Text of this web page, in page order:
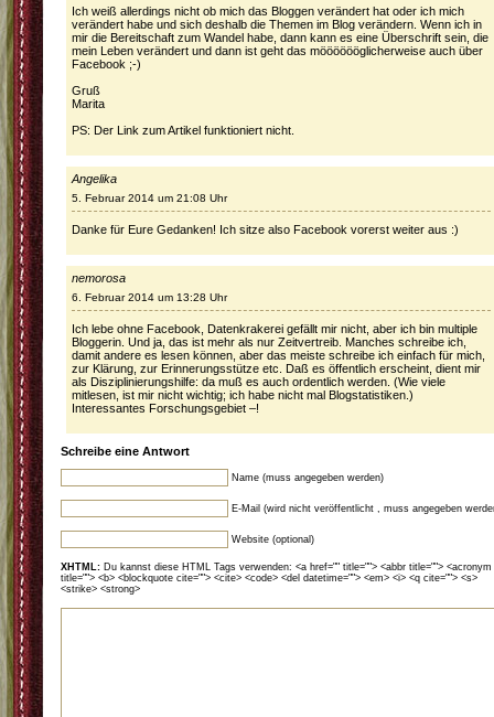
Ich weiß allerdings nicht ob mich das Bloggen verändert hat oder ich mich
verändert habe und sich deshalb die Themen im Blog verändern. Wenn ich in
mir die Bereitschaft zum Wandel habe, dann kann es eine Überschrift sein, die
mein Leben verändert und dann ist geht das mööööööglicherweise auch über
Facebook ;-)
Gruß
Marita
PS: Der Link zum Artikel funktioniert nicht.
Angelika
5. Februar 2014 um 21:08 Uhr
Danke für Eure Gedanken! Ich sitze also Facebook vorerst weiter aus :)
nemorosa
6. Februar 2014 um 13:28 Uhr
Ich lebe ohne Facebook, Datenkrakerei gefällt mir nicht, aber ich bin multiple
Bloggerin. Und ja, das ist mehr als nur Zeitvertreib. Manches schreibe ich,
damit andere es lesen können, aber das meiste schreibe ich einfach für mich,
zur Klärung, zur Erinnerungsstütze etc. Daß es öffentlich erscheint, dient mir
als Disziplinierungshilfe: da muß es auch ordentlich werden. (Wie viele
mitlesen, ist mir nicht wichtig; ich habe nicht mal Blogstatistiken.)
Interessantes Forschungsgebiet –!
Schreibe eine Antwort
Name (muss angegeben werden)
E-Mail (wird nicht veröffentlicht , muss angegeben
Website (optional)
XHTML: Du kannst diese HTML Tags verwenden: <a href="" title=""> <abbr title=""> <acronym
title=""> <b> <blockquote cite=""> <cite> <code> <del datetime=""> <em> <i> <q cite=""> <s>
<strike> <strong>